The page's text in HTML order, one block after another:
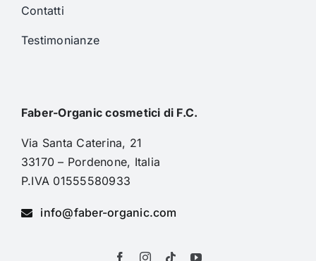
Contatti
Testimonianze
Faber-Organic cosmetici di F.C.
Via Santa Caterina, 21
33170 – Pordenone, Italia
P.IVA 01555580933
info@faber-organic.com